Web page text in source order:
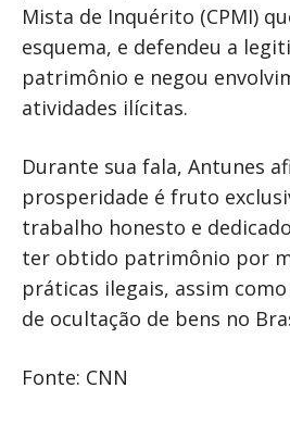
Mista de Inquérito (CPMI)
esquema, e defendeu a
patrimônio e negou
atividades ilícitas.
Durante sua fala, Antunes
prosperidade é fruto
trabalho honesto e
ter obtido patrimônio por
práticas ilegais, assim
de ocultação de bens no
Fonte: CNN